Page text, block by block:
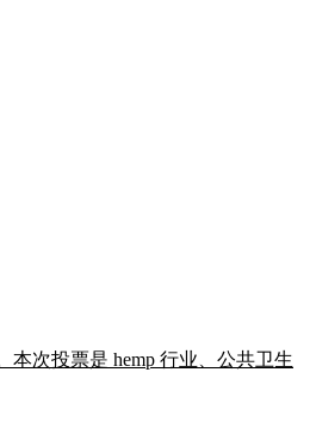
次投票是 hemp 行业、公共卫生